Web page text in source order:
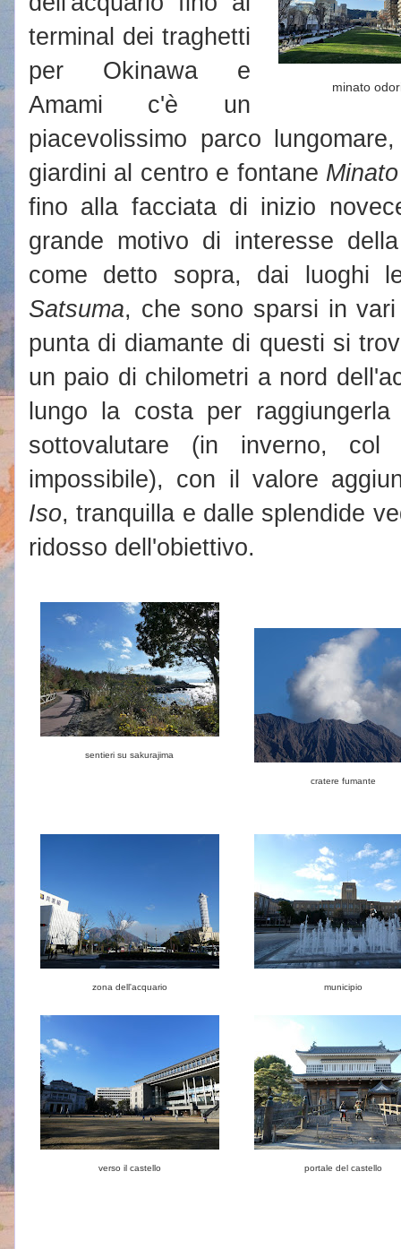
minato
terminal dei traghetti
per Okinawa e
Amami c'è un
piacevolissimo parco
giardini al centro e fontane
fino alla facciata di inizio
grande motivo di interesse
come detto sopra, dai luoghi
Satsuma, che sono sparsi in
punta di diamante di questi si
un paio di chilometri a nord
lungo la costa per
sottovalutare (in inverno, col
impossibile), con il valore
Iso, tranquilla e dalle splendide
ridosso dell'obiettivo.
sentieri su sakurajima
cratere fumante
zona dell'acquario municipio
verso il castello portale del castello